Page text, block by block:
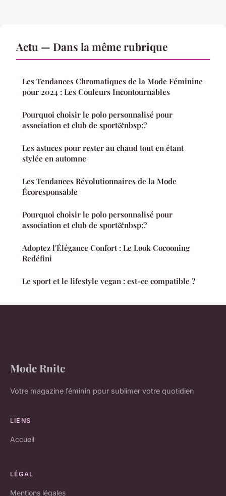
Actu — Dans la même rubrique
Les Tendances Chromatiques de la Mode Féminine
pour 2024 : Les Couleurs Incontournables
Pourquoi choisir le polo personnalisé pour
association et club de sport&nbsp;?
Les astuces pour rester au chaud tout en étant
stylée en automne
Les Tendances Révolutionnaires de la Mode
Écoresponsable
Pourquoi choisir le polo personnalisé pour
association et club de sport&nbsp;?
Adoptez l'Élégance Confort : Le Look Cocooning
Redéfini
Le sport et le lifestyle vegan : est-ce compatible ?
Mode Rnite
Votre magazine féminin pour sublimer votre quotidien
LIENS
Accueil
LÉGAL
Mentions légales